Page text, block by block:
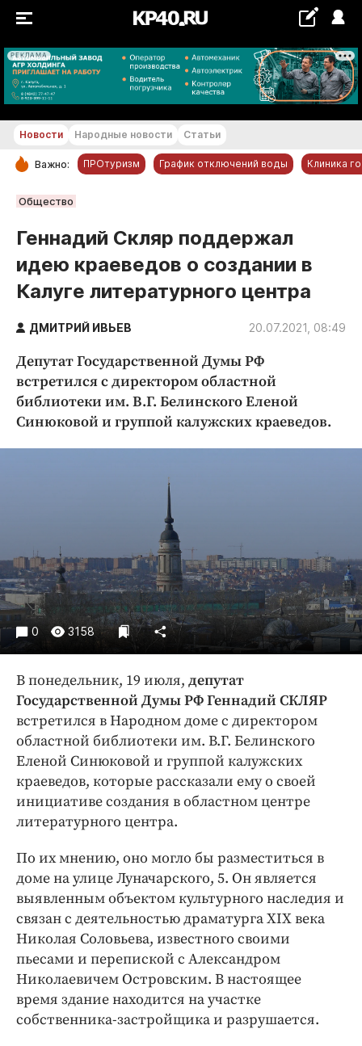
РЕКЛАМА
+17...+18 °С
РУБРИКИ
Обнинск
Новости компаний
Статьи
Народные новости
Авто и транспорт
Криминал
Культура
Недвижимость и ЖКХ
Образование
Происшествия
Спорт
Экономика и бизнес
ПРОЕКТЫ
Блоги
Издания
Медиаперсона
Интересное чтиво
Клиника года
Бренд года
Работодатель года
Новости Народные новости Статьи
Важно: ПРОтуризм График отключений воды Клиника
Общество
Геннадий Скляр поддержал
идею краеведов о создании в
Калуге литературного центра
ДМИТРИЙ ИВЬЕВ 20.07.2021, 08:49
Депутат Государственной Думы РФ
встретился с директором областной
библиотеки им. В.Г. Белинского Еленой
Синюковой и группой калужских краеведов.
0 3158
В понедельник, 19 июля, депутат
Государственной Думы РФ Геннадий СКЛЯР
встретился в Народном доме с директором
областной библиотеки им. В.Г. Белинского
Еленой Синюковой и группой калужских
краеведов, которые рассказали ему о своей
инициативе создания в областном центре
литературного центра.
По их мнению, оно могло бы разместиться в
доме на улице Луначарского, 5. Он является
выявленным объектом культурного наследия и
связан с деятельностью драматурга XIX века
Николая Соловьева, известного своими
пьесами и перепиской с Александром
Николаевичем Островским. В настоящее
время здание находится на участке
собственника-застройщика и разрушается.